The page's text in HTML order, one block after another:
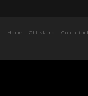
Home Chi siamo Contattaci